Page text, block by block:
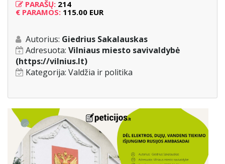
PARAŠŲ: 214
€ PARAMOS: 115.00 EUR
Autorius: Giedrius Sakalauskas
Adresuota: Vilniaus miesto savivaldybė
(https://vilnius.lt)
Kategorija: Valdžia ir politika